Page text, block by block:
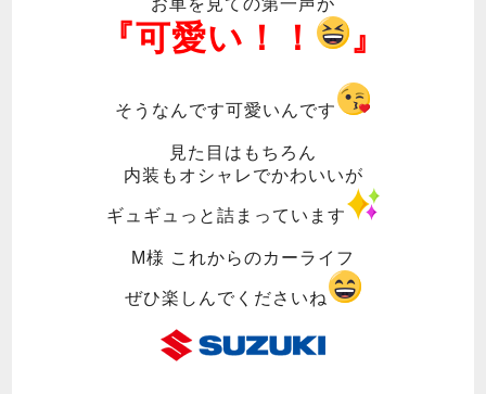
お車を見ての第一声が
『可愛い！！ 』
そうなんです可愛いんです
見た目はもちろん
内装もオシャレでかわいいが
ギュギュっと詰まっています
M様 これからのカーライフ
ぜひ楽しんでくださいね